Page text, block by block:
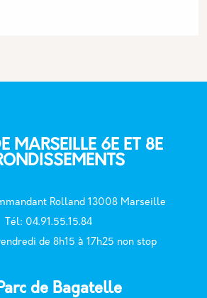
MARSEILLE 6E ET 8E
Rolland 13008 Marseille
él: 04.91.55.15.84
de 8h15 à 17h25 non stop
de Bagatelle